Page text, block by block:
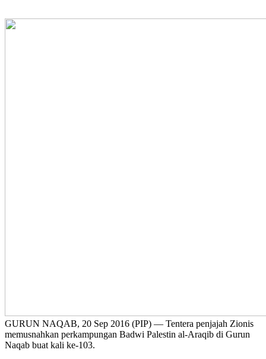
GURUN NAQAB, 20 Sep 2016 (PIP) — Tentera penjajah Zionis
memusnahkan perkampungan Badwi Palestin al-Araqib di Gurun
Naqab buat kali ke-103.